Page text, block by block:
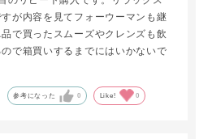
が内容を見てフォーウーマンも継
で買ったスムーズやクレンズも飲
で箱買いするまでにはいかないで
参考になった 0 Like! 0